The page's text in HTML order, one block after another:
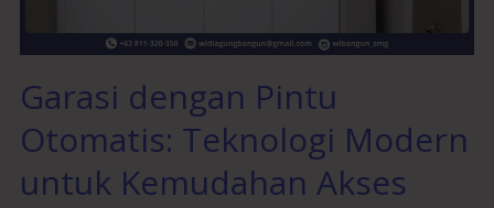
Garasi dengan Pintu
Otomatis: Teknologi Modern
untuk Kemudahan Akses